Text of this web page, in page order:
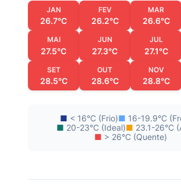
JAN
26.7°C
FEV
26.2°C
MAR
26.6°C
MAI
27.5°C
JUN
27.3°C
JUL
27.1°C
SET
28.5°C
OUT
28.6°C
NOV
28.8°C
■ < 16°C (Frio)■ 16-19.9°C
■ 20-23°C (Ideal)■ 23.1-26°C
■ > 26°C (Quente)